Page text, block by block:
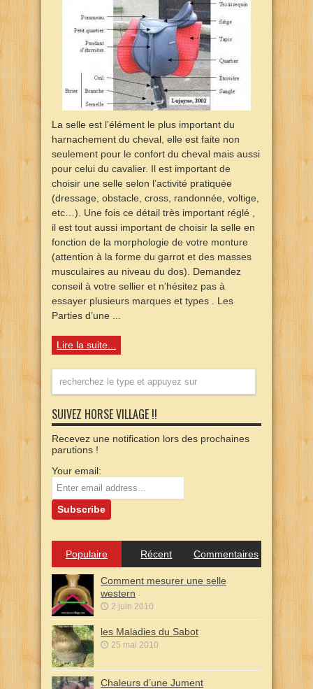
La selle est l’élément le plus important du
harnachement du cheval, elle est faite non
seulement pour le confort du cheval mais aussi
pour celui du cavalier. Il est important de
choisir une selle selon l’activité pratiquée
(dressage, obstacle, cross, randonnée, voltige,
etc…). Une fois ce détail très important réglé ,
il est tout aussi important de choisir la selle en
fonction de la morphologie de votre monture
(attention à la forme du garrot et des masses
musculaires au niveau du dos). Demandez
conseil à votre sellier et n’hésitez pas à
essayer plusieurs marques et types . Les
Parties d’une ...
Lire la suite...
SUIVEZ HORSE VILLAGE !!
Recevez une notification lors des prochaines
parutions !
Your email:
Populaire Récent Commentaires
Comment mesurer une selle
western
2 juin 2010
les Maladies du Sabot
25 mai 2010
Chaleurs d’une Jument